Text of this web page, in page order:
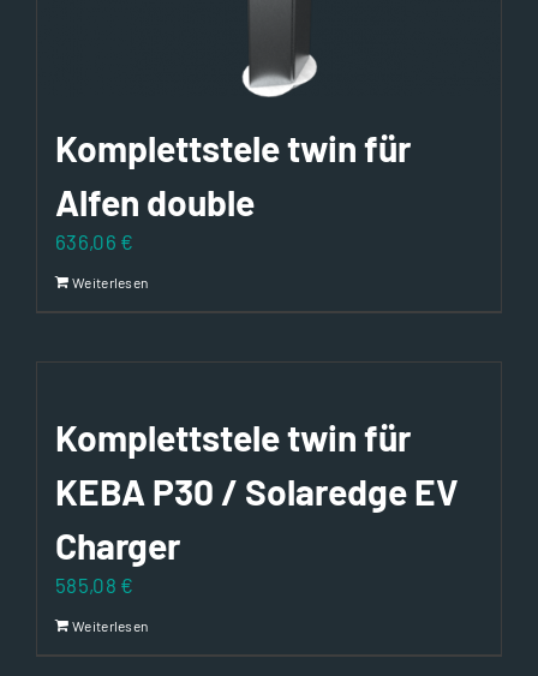
Komplettstele twin für
Alfen double
636,06 €
Weiterlesen
Komplettstele twin für
KEBA P30 / Solaredge EV
Charger
585,08 €
Weiterlesen